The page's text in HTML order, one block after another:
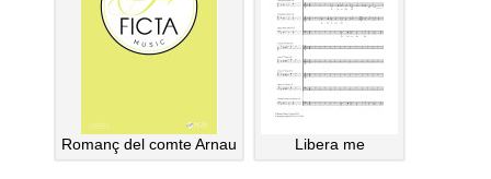
Romanç del comte Arnau Libera me